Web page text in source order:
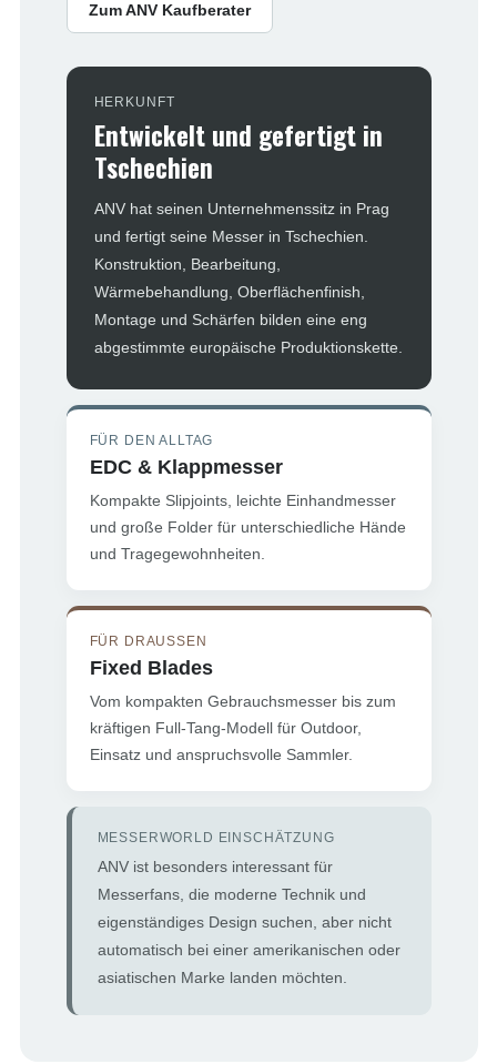
Zum ANV Kaufberater
HERKUNFT
Entwickelt und gefertigt in
Tschechien
ANV hat seinen Unternehmenssitz in Prag
und fertigt seine Messer in Tschechien.
Konstruktion, Bearbeitung,
Wärmebehandlung, Oberflächenfinish,
Montage und Schärfen bilden eine eng
abgestimmte europäische Produktionskette.
FÜR DEN ALLTAG
EDC & Klappmesser
Kompakte Slipjoints, leichte Einhandmesser
und große Folder für unterschiedliche Hände
und Tragegewohnheiten.
FÜR DRAUSSEN
Fixed Blades
Vom kompakten Gebrauchsmesser bis zum
kräftigen Full-Tang-Modell für Outdoor,
Einsatz und anspruchsvolle Sammler.
MESSERWORLD EINSCHÄTZUNG
ANV ist besonders interessant für
Messerfans, die moderne Technik und
eigenständiges Design suchen, aber nicht
automatisch bei einer amerikanischen oder
asiatischen Marke landen möchten.